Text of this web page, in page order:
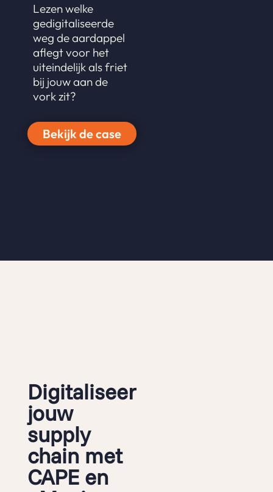
Lezen welke
gedigitaliseerde
weg de aardappel
aflegt voor het
uiteindelijk als friet
bij jouw aan de
vork zit?
Bekijk de case
Digitaliseer
jouw
supply
chain met
CAPE en